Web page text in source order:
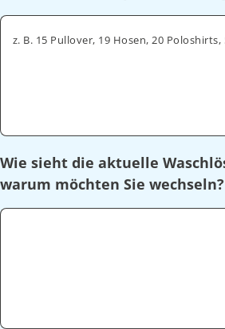
z. B. 15 Pullover, 19 Hosen, 20 Poloshirts,
Wie sieht die aktuelle
warum möchten Sie wechseln?